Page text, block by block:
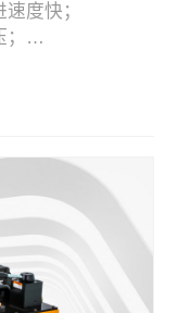
度快；
，在焊接环境